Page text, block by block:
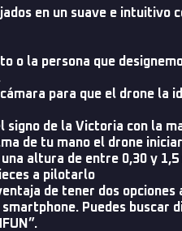
en un suave e
o la persona que
para que el drone la
signo de la Victoria con la
de tu mano el drone
altura de entre 0,30 y
a pilotarlo
de tener dos
Puedes buscar